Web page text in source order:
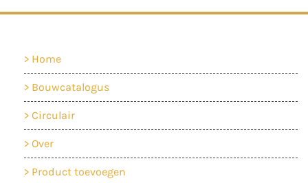
Home
Bouwcatalogus
Circulair
Over
Product toevoegen